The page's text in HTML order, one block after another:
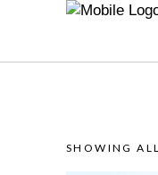
SHOWING